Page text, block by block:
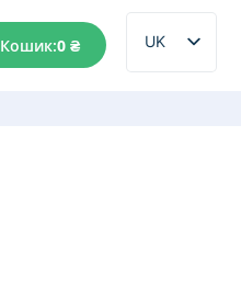
Кошик:0₴
UK
RU